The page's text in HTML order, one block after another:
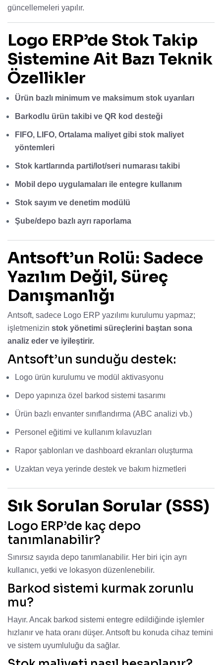
güncellemeleri yapılır.
Logo ERP’de Stok Takip
Sistemine Ait Bazı Teknik
Özellikler
Ürün bazlı minimum ve maksimum stok uyarıları
Barkodlu ürün takibi ve QR kod desteği
FIFO, LIFO, Ortalama maliyet gibi stok maliyet
yöntemleri
Stok kartlarında parti/lot/seri numarası takibi
Mobil depo uygulamaları ile entegre kullanım
Stok sayım ve denetim modülü
Şube/depo bazlı ayrı raporlama
Antsoft’un Rolü: Sadece
Yazılım Değil, Süreç
Danışmanlığı
Antsoft, sadece Logo ERP yazılımı kurulumu yapmaz;
işletmenizin stok yönetimi süreçlerini baştan sona
analiz eder ve iyileştirir.
Antsoft’un sunduğu destek:
Logo ürün kurulumu ve modül aktivasyonu
Depo yapınıza özel barkod sistemi tasarımı
Ürün bazlı envanter sınıflandırma (ABC analizi vb.)
Personel eğitimi ve kullanım kılavuzları
Rapor şablonları ve dashboard ekranları oluşturma
Uzaktan veya yerinde destek ve bakım hizmetleri
Sık Sorulan Sorular (SSS)
Logo ERP’de kaç depo
tanımlanabilir?
Sınırsız sayıda depo tanımlanabilir. Her biri için ayrı
kullanıcı, yetki ve lokasyon düzenlenebilir.
Barkod sistemi kurmak zorunlu
mu?
Hayır. Ancak barkod sistemi entegre edildiğinde işlemler
hızlanır ve hata oranı düşer. Antsoft bu konuda cihaz temini
ve sistem uyumluluğu da sağlar.